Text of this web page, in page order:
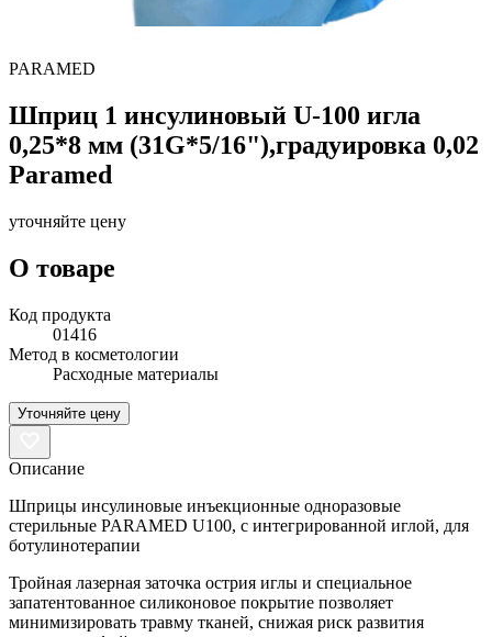
PARAMED
Шприц 1 инсулиновый U-100 игла
0,25*8 мм (31G*5/16"),градуировка 0,02
Paramed
уточняйте цену
О товаре
Код продукта
01416
Метод в косметологии
Расходные материалы
Уточняйте цену
Описание
Шприцы инсулиновые инъекционные одноразовые
стерильные PARAMED U100, с интегрированной иглой, для
ботулинотерапии
Тройная лазерная заточка острия иглы и специальное
запатентованное силиконовое покрытие позволяет
минимизировать травму тканей, снижая риск развития